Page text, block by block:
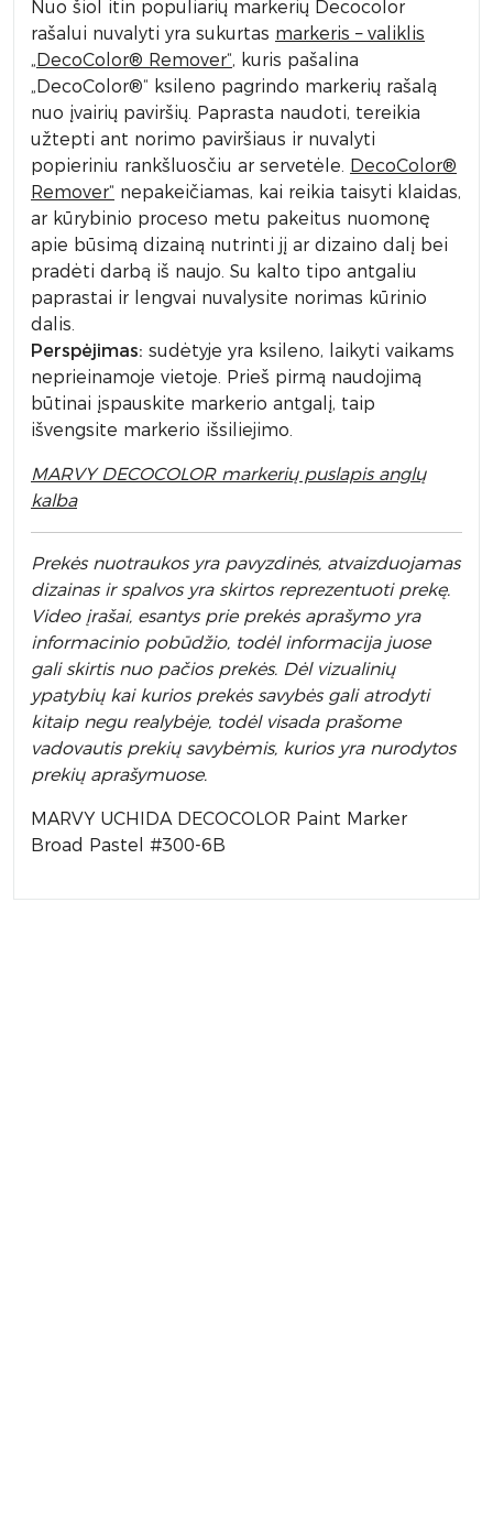
Nuo šiol itin populiarių markerių Decocolor
rašalui nuvalyti yra sukurtas markeris – valiklis
„DecoColor® Remover“, kuris pašalina
„DecoColor®“ ksileno pagrindo markerių rašalą
nuo įvairių paviršių. Paprasta naudoti, tereikia
užtepti ant norimo paviršiaus ir nuvalyti
popieriniu rankšluosčiu ar servetėle. DecoColor®
Remover“ nepakeičiamas, kai reikia taisyti klaidas,
ar kūrybinio proceso metu pakeitus nuomonę
apie būsimą dizainą nutrinti jį ar dizaino dalį bei
pradėti darbą iš naujo. Su kalto tipo antgaliu
paprastai ir lengvai nuvalysite norimas kūrinio
dalis.
Perspėjimas: sudėtyje yra ksileno, laikyti vaikams
neprieinamoje vietoje. Prieš pirmą naudojimą
būtinai įspauskite markerio antgalį, taip
išvengsite markerio išsiliejimo.
MARVY DECOCOLOR markerių puslapis anglų
kalba
Prekės nuotraukos yra pavyzdinės, atvaizduojamas
dizainas ir spalvos yra skirtos reprezentuoti prekę.
Video įrašai, esantys prie prekės aprašymo yra
informacinio pobūdžio, todėl informacija juose
gali skirtis nuo pačios prekės. Dėl vizualinių
ypatybių kai kurios prekės savybės gali atrodyti
kitaip negu realybėje, todėl visada prašome
vadovautis prekių savybėmis, kurios yra nurodytos
prekių aprašymuose.
MARVY UCHIDA DECOCOLOR Paint Marker
Broad Pastel #300-6B